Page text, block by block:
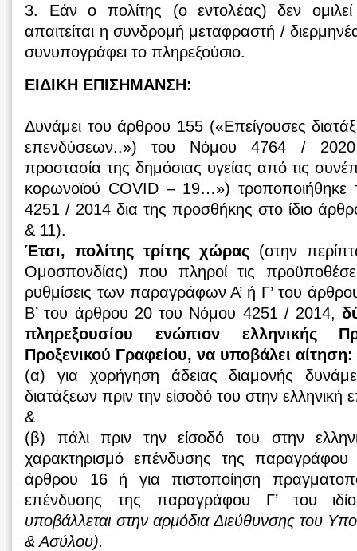
3. Εάν ο πολίτης (ο εντολέας) δεν
απαιτείται η συνδρομή μεταφραστή /
συνυπογράφει το πληρεξούσιο.
ΕΙΔΙΚΗ ΕΠΙΣΗΜΑΝΣΗ:
Δυνάμει του άρθρου 155 («Επείγουσες
επενδύσεων..») του Νόμου 4764 / 2020
προστασία της δημόσιας υγείας από τις
κορωνοϊού COVID – 19…»)
4251 / 2014 δια της προσθήκης στο ίδιο
& 11).
Έτσι, πολίτης τρίτης χώρας (στην
Ομοσπονδίας) που πληροί τις
ρυθμίσεις των παραγράφων Α’ ή Γ’ του
Β’ του άρθρου 20 του Νόμου 4251 / 2014,
πληρεξουσίου ενώπιον ελληνικής
Προξενικού Γραφείου, να υποβάλει αίτηση:
(α) για χορήγηση άδειας διαμονής
διατάξεων πριν την είσοδό του στην ελληνική
&
(β) πάλι πριν την είσοδό του στην
χαρακτηρισμό επένδυσης της παραγράφου
άρθρου 16 ή για πιστοποίηση
επένδυσης της παραγράφου Γ’ του
υποβάλλεται στην αρμόδια Διεύθυνσης του
& Ασύλου).